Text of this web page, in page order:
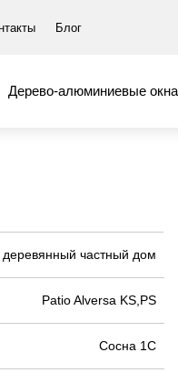
Блог
Дерево-алюминиевые окна
Раздвижная система Patio
деревянный частный дом
Patio Alversa KS,PS
Сосна 1С